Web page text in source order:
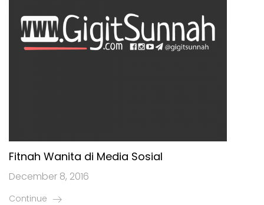
Fitnah Wanita di Media Sosial
December 8, 2016
Continue